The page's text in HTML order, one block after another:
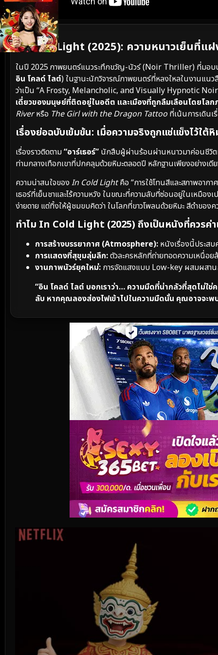
เนื้อเรื่องย่อ
In Cold Light (2025): ความหนาวเย็นที่แฝ
ในปี 2025 ภาพยนตร์แนวระทึกขวัญ-นัวร์ (Noir Thriller) ที่มอ
อิน โคลด์ ไลต์) ในฐานะนักวิจารณ์ภาพยนตร์ที่หลงใหลในงานแ
ว่าเป็น “A Frosty, Melancholic, and Visually Hypnotic
เดี่ยวของมนุษย์ที่ติดอยู่ในอดีต และเมืองที่ถูกลืมเลือนโดยโลก
Riverหรือ The Girl with the Dragon Tattoo ที่เน้นการเดิน
เรื่องย่อฉบับเข้มข้น: เมื่อความจริงถูกแช่แข็งไว้ใต้หิ
เรื่องราวติดตาม“อาร์เธอร์” นักสืบผู้ผ่านร้อนผ่านหนาวมาค่อนชีวิ
ท่ามกลางเทือกเขาที่ปกคลุมด้วยหิมะตลอดปี หลักฐานเพียงอย่างเ
ความน่าสนใจของ In Cold Lightคือ “การใช้โทนสีและสภาพอากา
เธอร์ที่เย็นชาและไร้ความหวัง ในขณะที่ความลับที่ซ่อนอยู่ในเหมือ
ง่ายดาย แต่ทิ้งให้ผู้ชมขบคิดว่า ในโลกที่ขาวโพลนด้วยหิมะ สีดำของ
ทำไม In Cold Light (2025) ถึงเป็นหนังที่ควรค่
การสร้างบรรยากาศ (Atmosphere): หนังเรื่องนี้ประสบ
การแสดงที่สุขุมลุ่มลึก:ตัวละครหลักที่ถ่ายทอดความเหนื่อย
งานภาพนัวร์ยุคใหม่: การจัดแสงแบบ Low-key ผสมผสาน
“อิน โคลด์ ไลต์ บอกเราว่า… ความมืดที่น่ากลัวที่สุดไม่ใ
ลับ หากคุณลองส่องไฟเข้าไปในความมืดนั้น คุณอาจจะ